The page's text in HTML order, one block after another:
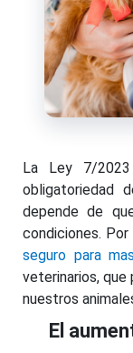
La Ley 7/
obligatoriedad
depende de
condiciones.
seguro para
veterinarios, que
nuestros
El